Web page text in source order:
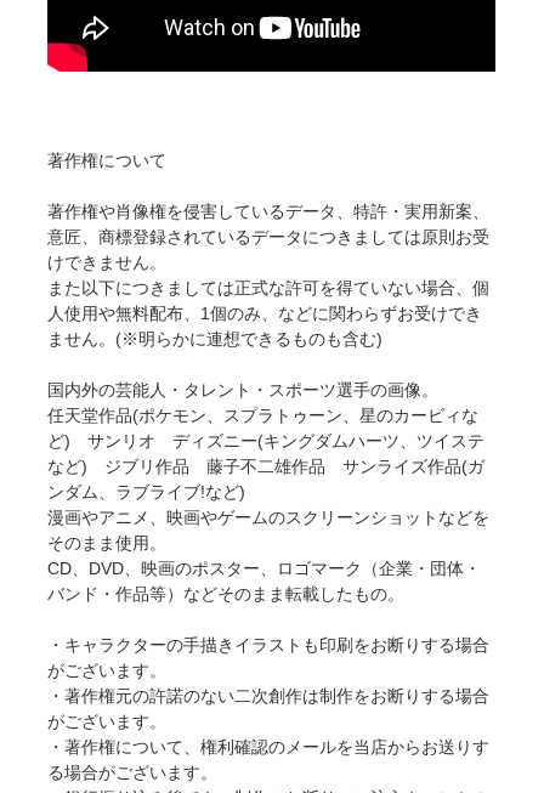
著作権について
著作権や肖像権を侵害しているデータ、特許・実用新案、
意匠、商標登録されているデータにつきましては原則お受
けできません。
また以下につきましては正式な許可を得ていない場合、個
人使用や無料配布、1個のみ、などに関わらずお受けでき
ません。(※明らかに連想できるものも含む)
国内外の芸能人・タレント・スポーツ選手の画像。
任天堂作品(ポケモン、スプラトゥーン、星のカービィな
ど) サンリオ ディズニー(キングダムハーツ、ツイステ
など) ジブリ作品 藤子不二雄作品 サンライズ作品(ガ
ンダム、ラブライブ!など)
漫画やアニメ、映画やゲームのスクリーンショットなどを
そのまま使用。
CD、DVD、映画のポスター、ロゴマーク（企業・団体・
バンド・作品等）などそのまま転載したもの。
・キャラクターの手描きイラストも印刷をお断りする場合
がございます。
・著作権元の許諾のない二次創作は制作をお断りする場合
がございます。
・著作権について、権利確認のメールを当店からお送りす
る場合がございます。